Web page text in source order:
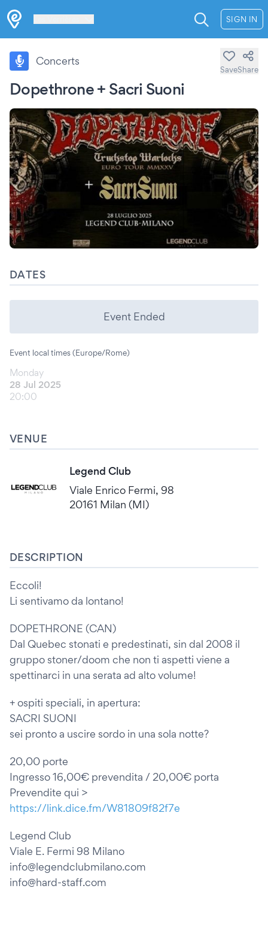
SIGN IN
Dopethrone + Sacri Suoni
Concerts
SaveShare
DATES
Event Ended
Event local times (Europe/Rome)
Monday
28 Jul 2025
20:00
VENUE
Legend Club
Viale Enrico Fermi, 98
20161 Milan (MI)
DESCRIPTION
Eccoli!
Li sentivamo da lontano!
DOPETHRONE (CAN)
Dal Quebec stonati e predestinati, sin dal 2008 il
gruppo stoner/doom che non ti aspetti viene a
spettinarci in una serata ad alto volume!
+ ospiti speciali, in apertura:
SACRI SUONI
sei pronto a uscire sordo in una sola notte?
20,00 porte
Ingresso 16,00€ prevendita / 20,00€ porta
Prevendite qui >
https://link.dice.fm/W81809f82f7e
Legend Club
Viale E. Fermi 98 Milano
info@legendclubmilano.com
info@hard-staff.com